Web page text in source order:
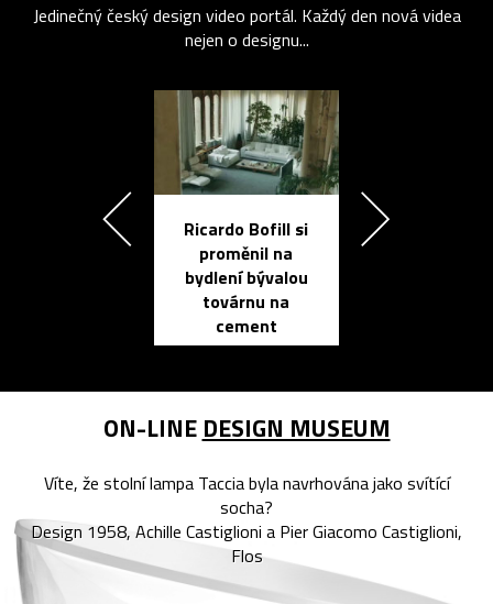
Jedinečný český design video portál. Každý den nová videa
nejen o designu...
Ricardo Bofill si
proměnil na
bydlení bývalou
továrnu na
cement
ON-LINE DESIGN MUSEUM
Víte, že stolní lampa Taccia byla navrhována jako svítící
socha?
Design 1958, Achille Castiglioni a Pier Giacomo Castiglioni,
Flos